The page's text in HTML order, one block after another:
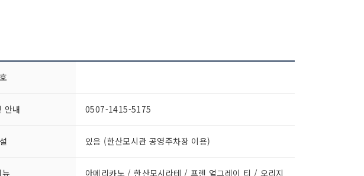
안내 0507-1415-5175
있음 (한산모시관 공영주차장 이용)
아메리카노 / 한산모시라테 / 프렌 얼그레이 티 / 오리지